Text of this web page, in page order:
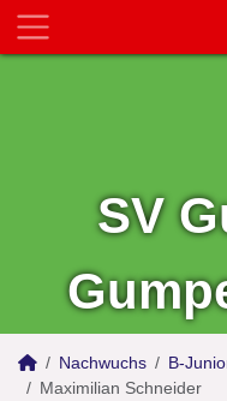
SV
Nachwuchs B-
Maximilian Schneider